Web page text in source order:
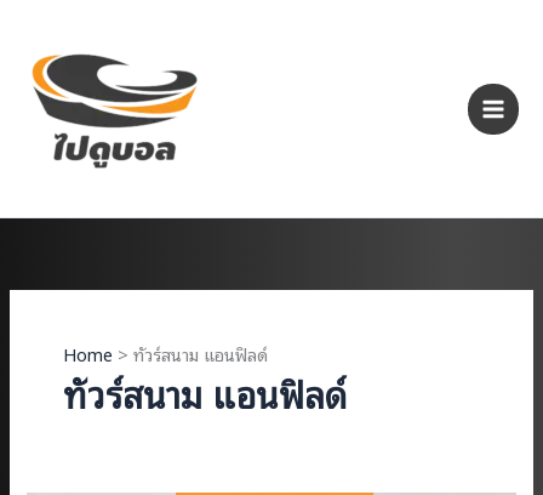
content
Home ทัวร์สนาม แอนฟิลด์
ทัวร์สนาม แอนฟิลด์